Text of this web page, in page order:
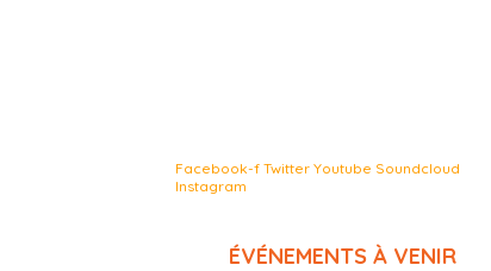
Facebook-f Twitter Youtube Soundcloud
Instagram
ÉVÉNEMENTS À VENIR